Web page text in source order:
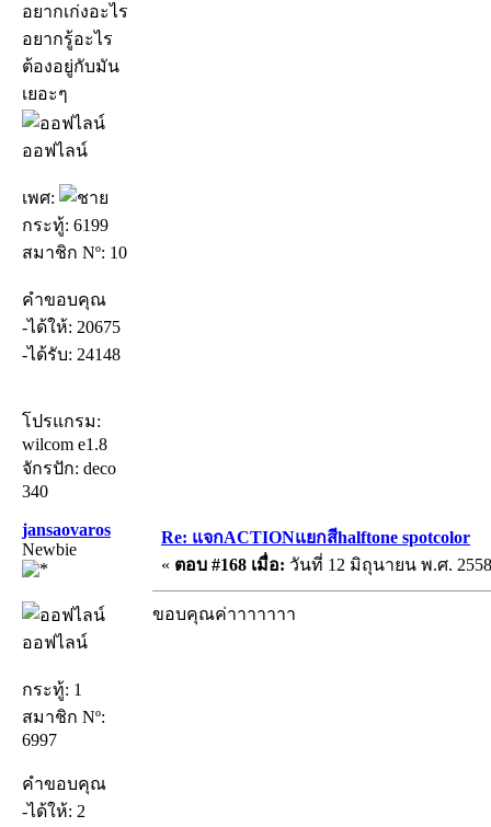
อยากเก่งอะไร
อยากรู้อะไร
ต้องอยู่กับมัน
เยอะๆ
ออฟไลน์
เพศ:
กระทู้: 6199
สมาชิก Nº: 10
คำขอบคุณ
-ได้ให้: 20675
-ได้รับ: 24148
โปรแกรม:
wilcom e1.8
จักรปัก: deco
340
jansaovaros
Newbie
ออฟไลน์
กระทู้: 1
สมาชิก Nº:
6997
คำขอบคุณ
-ได้ให้: 2
Re: แจกACTIONแยกสีhalftone spotcolor
« ตอบ #168 เมื่อ: วันที่ 12 มิถุนายน พ.ศ.
ขอบคุณค่าาาาาาา